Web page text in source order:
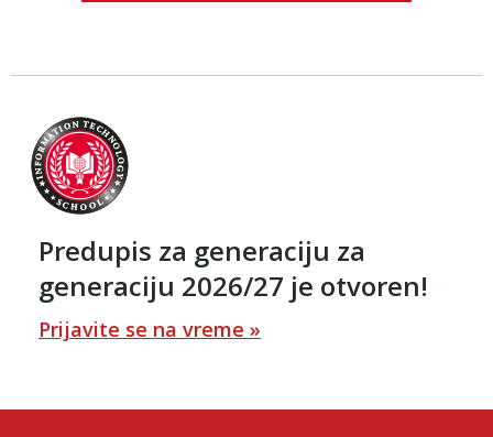
Predupis za generaciju za
generaciju 2026/27 je otvoren!
Prijavite se na vreme »